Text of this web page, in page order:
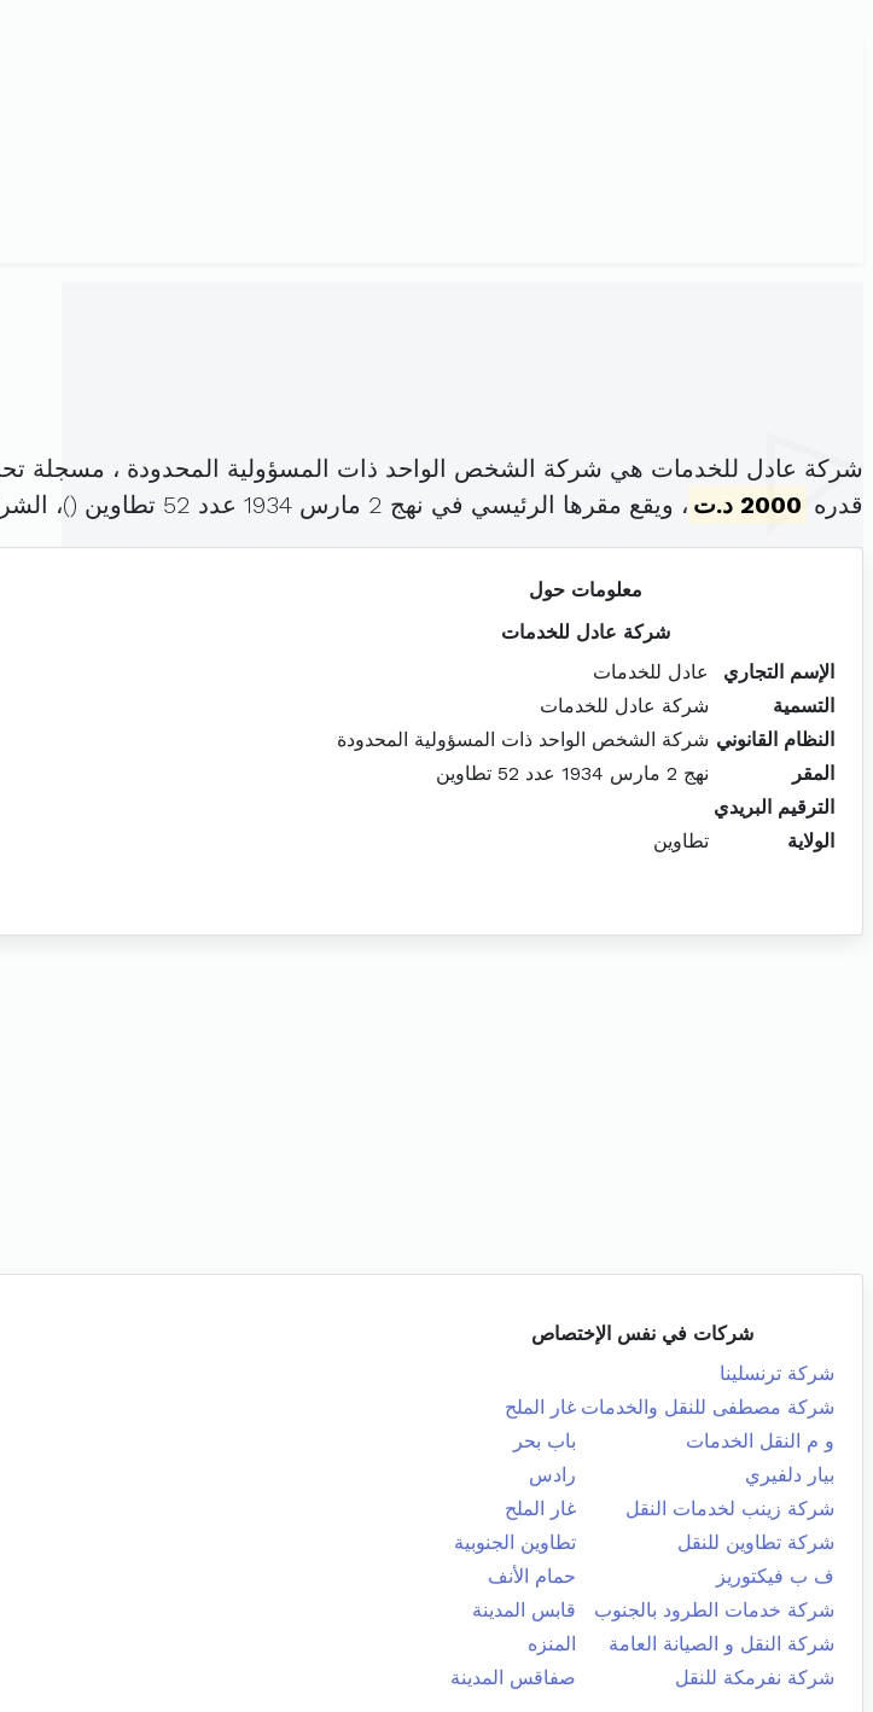
شركة عادل للخدمات هي شركة الشخص الواحد ذات المسؤولية المحدودة ، مسجلة
قدره 2000 د.ت ، ويقع مقرها الرئيسي في نهج 2 مارس 1934 عدد 52 تطاوين ( )،
معلومات حول
شركة عادل للخدمات
الإسم التجاري
عادل للخدمات
التسمية
شركة عادل للخدمات
النظام القانوني شركة الشخص الواحد ذات المسؤولية المحدودة
المقر
نهج 2 مارس 1934 عدد 52 تطاوين
الترقيم البريدي
الولاية
تطاوين
شركات في نفس الإختصاص
شركة ترنسلينا
شركة مصطفى للنقل والخدمات غار الملح
و م النقل الخدمات
باب بحر
بيار دلفيري
رادس
شركة زينب لخدمات النقل
غار الملح
شركة تطاوين للنقل
تطاوين الجنوبية
ف ب فيكتوريز
حمام الأنف
شركة خدمات الطرود بالجنوب
قابس المدينة
شركة النقل و الصيانة العامة
المنزه
شركة نفرمكة للنقل
صفاقس المدينة